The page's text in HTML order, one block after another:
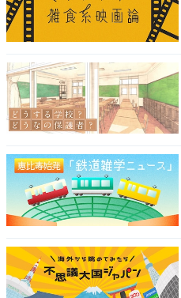
A post shared by 吉沢亮 Ryo
1位に選ばれたのは、「吉沢
2009年にアミューズ全国オ
受賞し芸能界入り。主な出
『青天を衝け』や、ドラマ
（フジテレビ系）などがあ
キッドの裏の顔であるマジ
年っぽさと、怪盗としての